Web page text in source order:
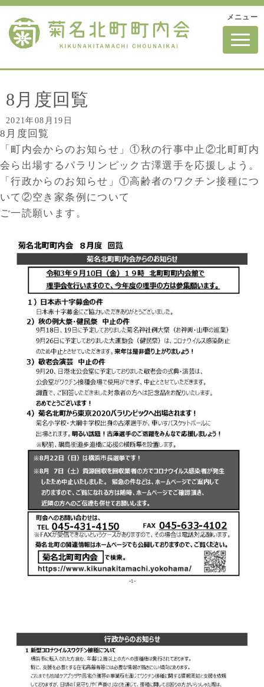
メニュー
N
a
v
8月度回覧
2021年08月19日
8月度回覧
「町内会からのお知らせ」①秋の行事中止②北町町内
会ら出場するパラリンピック古澤選手を応援しよう。
「行政からのお知らせ」①高齢者のワクチン接種につ
いて②空き家条例について
ご一読願います。